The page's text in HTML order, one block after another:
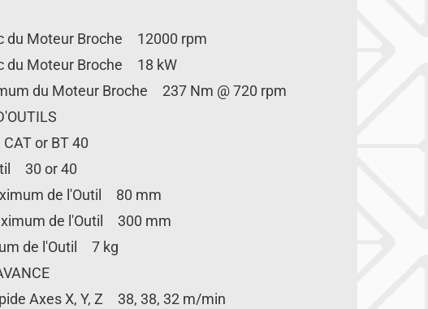
du Moteur Broche 12000 rpm
du Moteur Broche 18 kW
du Moteur Broche 237 Nm @ 720 rpm
or BT 40
30 or 40
de l'Outil 80 mm
de l'Outil 300 mm
de l'Outil 7 kg
Axes X, Y, Z 38, 38, 32 m/min